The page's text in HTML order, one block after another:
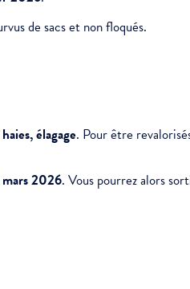
de sacs et non floqués.
élagage. Pour être
2026. Vous pourrez alors